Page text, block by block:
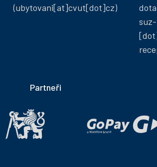
(ubytovani[at]cvut[dot]cz)
Partneři